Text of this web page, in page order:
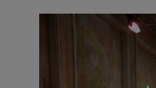
sichere
Cookie